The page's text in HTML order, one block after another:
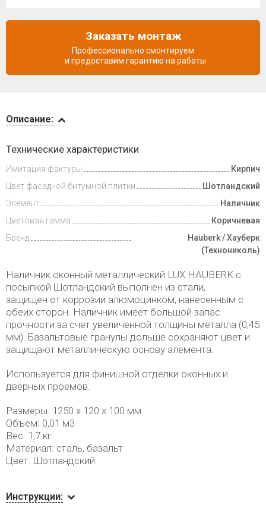
Доставка
и оплата
Описание:
Технические характеристики
Имитация фактуры
Кирпич
Цвет фасадной битумной плитки
Шотландский
Элемент
Наличник
Цветовая гамма
Коричневая
Бренд
Hauberk / Хауберк
(Технониколь)
Наличник оконный металлический LUX HAUBERK с
посыпкой Шотландский выполнен из стали,
защищен от коррозии алюмоцинком, нанесенным с
обеих сторон. Наличник имеет большой запас
прочности за счет увеличенной толщины металла (0,45
мм). Базальтовые гранулы дольше сохраняют цвет и
защищают металлическую основу элемента.
Используется для финишной отделки оконных и
дверных проемов.
Размеры: 1250 х 120 х 100 мм
Объем: 0,01 м3
Вес: 1,7 кг
Материал: сталь, базальт
Цвет: Шотландский
Инструкции:
Заказать монтаж
Профессионально смонтируем
и предоставим гарантию на работы